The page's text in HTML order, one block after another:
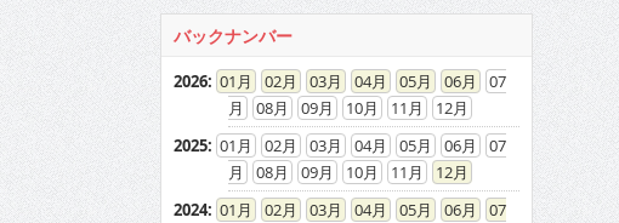
バックナンバー
2026: 01 02 03 04 05 06
07
08
09 10 11
12
2025: 01 02 03 04 05 06
07
08
09 10 11
12
2024: 01 02 03 04 05 06
07